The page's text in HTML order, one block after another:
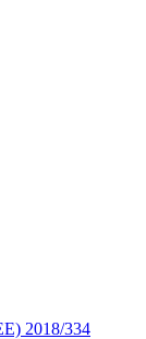
2018/334